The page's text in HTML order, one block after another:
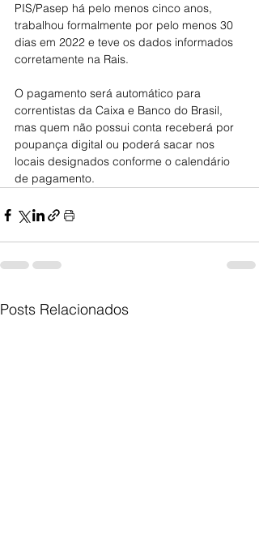
PIS/Pasep há pelo menos cinco anos,
trabalhou formalmente por pelo menos 30
dias em 2022 e teve os dados informados
corretamente na Rais.
O pagamento será automático para
correntistas da Caixa e Banco do Brasil,
mas quem não possui conta receberá por
poupança digital ou poderá sacar nos
locais designados conforme o calendário
de pagamento.
Posts Relacionados